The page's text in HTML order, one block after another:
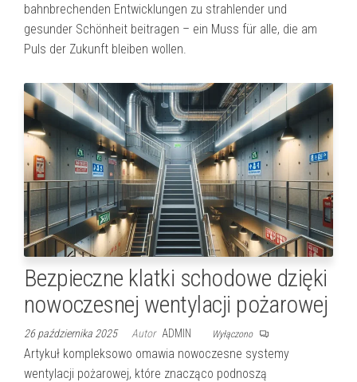
bahnbrechenden Entwicklungen zu strahlender und
gesunder Schönheit beitragen – ein Muss für alle, die am
Puls der Zukunft bleiben wollen.
Bezpieczne klatki schodowe dzięki
nowoczesnej wentylacji pożarowej
26 października 2025 Autor ADMIN Wyłączono
Artykuł kompleksowo omawia nowoczesne systemy
wentylacji pożarowej, które znacząco podnoszą